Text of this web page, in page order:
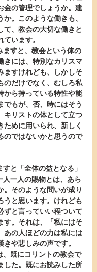
金の管理でしょうか。建
か。このような働きも、
て、教会の大切な働きと
ています。
きには、特別なカリスマ
ますけれども、しかしそ
のだけでなく、むしろ私
から持っている特性や能
でもが、否、時にはそう
キリストの体として立つ
ために用いられ、新しく
のではないかと思うので
人一人の賜物とは、あら
。そのような問いが成り
うと思います。けれども
ずと言っていい程ついて
す。それは、「私にはそ
あの人ほどの力は私には
や悲しみの声です。
した。既にお読みした所